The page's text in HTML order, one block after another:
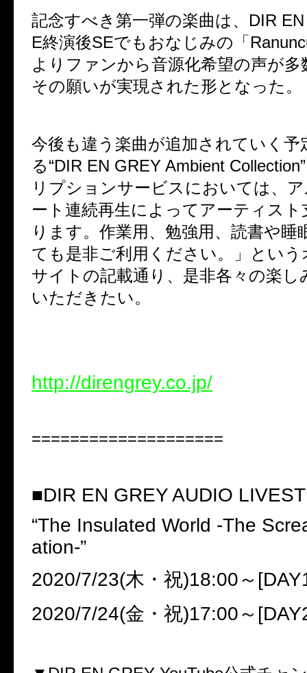
記念すべき第一弾の楽曲は、 DIR
E終演後SEでもおなじみの「
よりファンから音源化希望の声が多
その願いが実現された形となった。
今後も違う楽曲が追加されていく予
る“DIR EN GREY Ambient Collection
リプションサービスにおいては、
ート連続再生によってアーティス
ります。 作業用、勉強用、読書や睡
ても是非ご利用ください。」とい
サイトの記載通り、是非各々の楽し
いただきたい。
http://direngrey.co.jp/
====================
■DIR EN GREY AUDIO
“The Insulated World -The
ation-”
2020/7/23(木・祝)18:00～
2020/7/24(金・祝)17:00～